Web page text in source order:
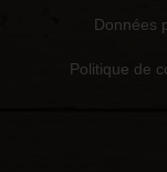
Données
Politique de